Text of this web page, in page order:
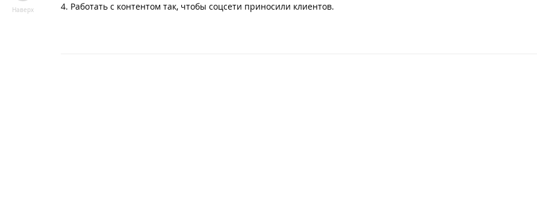
4. Работать с контентом так, чтобы соцсети приносили клиентов.
Наверх